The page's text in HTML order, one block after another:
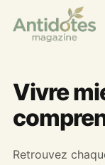
Vivre
Retrouvez